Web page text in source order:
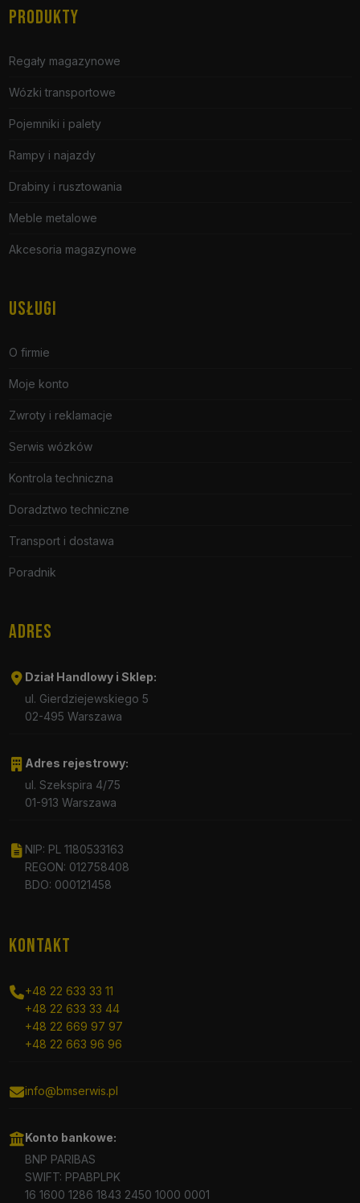
PRODUKTY
Regały magazynowe
Wózki transportowe
Pojemniki i palety
Rampy i najazdy
Drabiny i rusztowania
Meble metalowe
Akcesoria magazynowe
USŁUGI
O firmie
Moje konto
Zwroty i reklamacje
Serwis wózków
Kontrola techniczna
Doradztwo techniczne
Transport i dostawa
Poradnik
ADRES
Dział Handlowy i Sklep:
ul. Gierdziejewskiego 5
02-495 Warszawa
Adres rejestrowy:
ul. Szekspira 4/75
01-913 Warszawa
NIP: PL 1180533163
REGON: 012758408
BDO: 000121458
KONTAKT
+48 22 633 33 11
+48 22 633 33 44
+48 22 669 97 97
+48 22 663 96 96
info@bmserwis.pl
Konto bankowe:
BNP PARIBAS
SWIFT: PPABPLPK
16 1600 1286 1843 2450 1000 0001